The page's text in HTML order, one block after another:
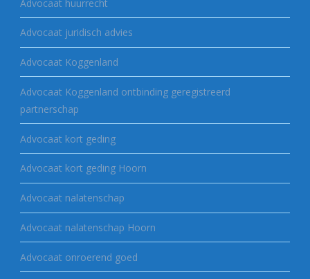
Advocaat huurrecht
Advocaat juridisch advies
Advocaat Koggenland
Advocaat Koggenland ontbinding geregistreerd
partnerschap
Advocaat kort geding
Advocaat kort geding Hoorn
Advocaat nalatenschap
Advocaat nalatenschap Hoorn
Advocaat onroerend goed